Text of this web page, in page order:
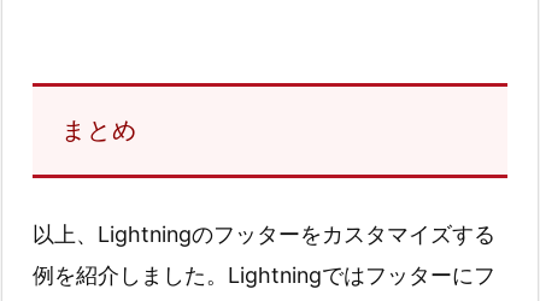
まとめ
以上、Lightningのフッターをカスタマイズする
例を紹介しました。Lightningではフッターにフ